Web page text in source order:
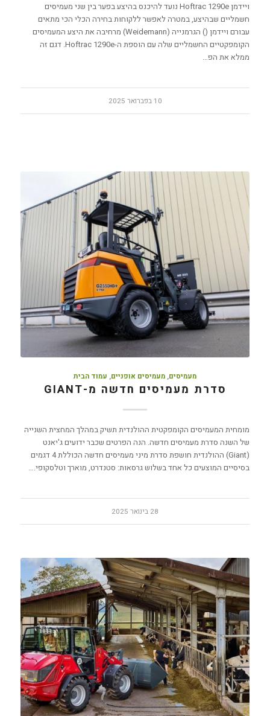
ויידמן Hoftrac 1290e נועד להיכנס בהיצע בפער בין שני מעמיסים
חשמליים שבהיצע, במטרה לאפשר ללקוחות בחירה הכלי הכי מתאים
עבורם ויידמן () הגרמנייה (Weidemann) מרחיבה את היצע המעמיסים
הקומפקטיים החשמליים שלה עם הוספת ה-Hoftrac 1290e. דגם זה
ממלא את הפ…
10 בפברואר 2025
מעמיסים, מעמיסים אופניים, עמוד הבית
סדרת מעמיסים חדשה מ-GIANT
מומחית המעמיסים הקומפקטית ההולנדית תשיק במהלך המחצית השנייה
של השנה סדרת מעמיסים חדשה. הנה הפרטים שכבר ידועים ג'יאנט
(Giant) ההולנדית חושפת סדרת מיני מעמיסים חדשה הכוללת 4 דגמים
בסיסיים המוצעים כל אחד בשלוש גרסאות: סטנדרט, מוארך וטלסקופי.…
28 בינואר 2025